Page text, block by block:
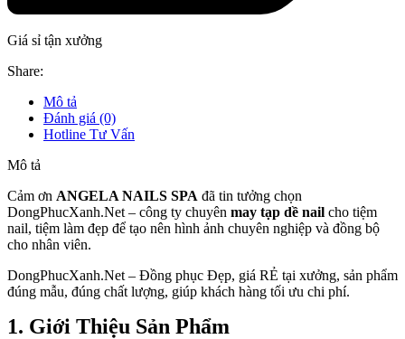
Giá sỉ tận xưởng
Share:
Mô tả
Đánh giá (0)
Hotline Tư Vấn
Mô tả
Cảm ơn ANGELA NAILS SPA đã tin tưởng chọn
DongPhucXanh.Net – công ty chuyên may tạp dề nail cho tiệm
nail, tiệm làm đẹp để tạo nên hình ảnh chuyên nghiệp và đồng bộ
cho nhân viên.
DongPhucXanh.Net – Đồng phục Đẹp, giá RẺ tại xưởng, sản phẩm
đúng mẫu, đúng chất lượng, giúp khách hàng tối ưu chi phí.
1. Giới Thiệu Sản Phẩm